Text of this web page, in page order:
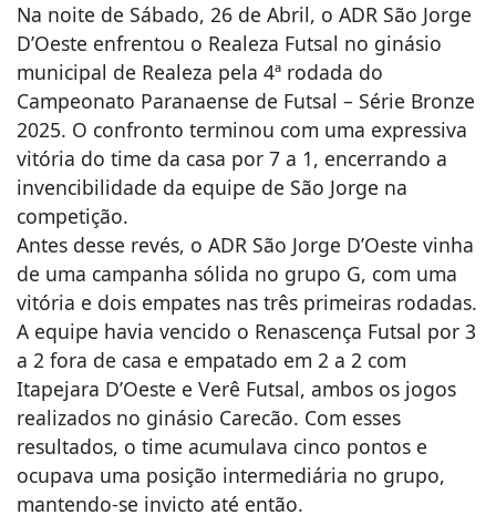
Na noite de Sábado, 26 de Abril, o ADR São Jorge
D’Oeste enfrentou o Realeza Futsal no ginásio
municipal de Realeza pela 4ª rodada do
Campeonato Paranaense de Futsal – Série Bronze
2025. O confronto terminou com uma expressiva
vitória do time da casa por 7 a 1, encerrando a
invencibilidade da equipe de São Jorge na
competição.
Antes desse revés, o ADR São Jorge D’Oeste vinha
de uma campanha sólida no grupo G, com uma
vitória e dois empates nas três primeiras rodadas.
A equipe havia vencido o Renascença Futsal por 3
a 2 fora de casa e empatado em 2 a 2 com
Itapejara D’Oeste e Verê Futsal, ambos os jogos
realizados no ginásio Carecão. Com esses
resultados, o time acumulava cinco pontos e
ocupava uma posição intermediária no grupo,
mantendo-se invicto até então.